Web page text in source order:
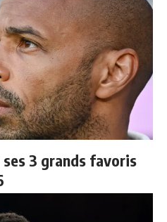
3 grands favoris